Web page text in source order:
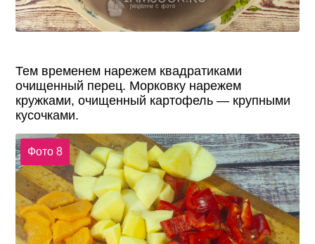
Тем временем нарежем квадратиками
очищенный перец. Морковку нарежем
кружками, очищенный картофель — крупными
кусочками.
Фото 8